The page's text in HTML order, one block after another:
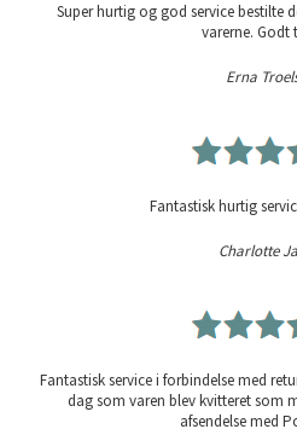
Super hurtig og god service bestilte
varerne. Godt
Erna
Fantastisk hurtig
Charlotte
Fantastisk service i forbindelse med
dag som varen blev kvitteret som
afsendelse med